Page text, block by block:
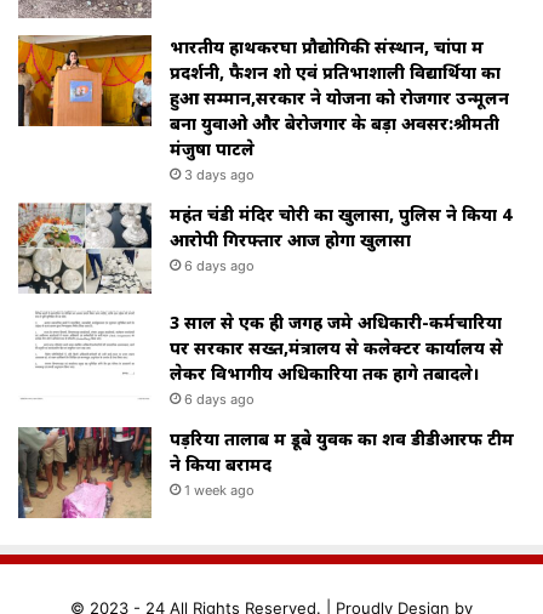
भारतीय हाथकरघा प्रौद्योगिकी संस्थान, चांपा में
प्रदर्शनी, फैशन शो एवं प्रतिभाशाली विद्यार्थियों का
हुआ सम्मान,सरकार ने योजना को रोजगार उन्मूलन
बना युवाओ और बेरोजगार के बड़ा अवसर:श्रीमती
मंजुषा पाटले
3 days ago
महंत चंडी मंदिर चोरी का खुलासा, पुलिस ने किया 4
आरोपी गिरफ्तार आज होगा खुलासा
6 days ago
3 साल से एक ही जगह जमे अधिकारी-कर्मचारियों
पर सरकार सख्त,मंत्रालय से कलेक्टर कार्यालय से
लेकर विभागीय अधिकारियों तक होंगे तबादले।
6 days ago
पड़रिया तालाब में डूबे युवक का शव डीडीआरफ टीम
ने किया बरामद
1 week ago
© 2023 - 24 All Rights Reserved. | Proudly Design by